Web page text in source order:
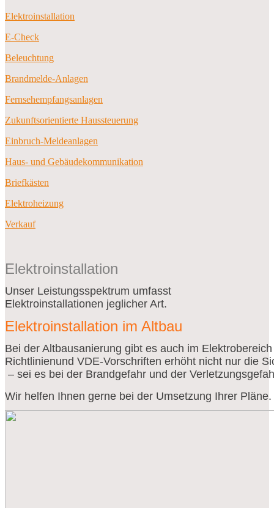
Elektroinstallation
E-Check
Beleuchtung
Brandmelde-Anlagen
Fernsehempfangsanlagen
Zukunftsorientierte Haussteuerung
Einbruch-Meldeanlagen
Haus- und Gebäudekommunikation
Briefkästen
Elektroheizung
Verkauf
Elektroinstallation
Unser Leistungsspektrum umfasst
Elektroinstallationen jeglicher Art.
Elektroinstallation im Altbau
Bei der Altbausanierung gibt es auch im
Richtlinienund VDE-Vorschriften erhöht nicht nur die
– sei es bei der Brandgefahr und der
Wir helfen Ihnen gerne bei der Umsetzung Ihrer Pläne.